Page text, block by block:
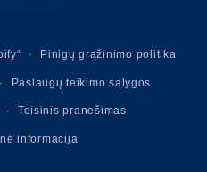
būdaiPinigų grąžinimo politika
Paslaugų teikimo sąlygos
Teisinis pranešimas
informacija